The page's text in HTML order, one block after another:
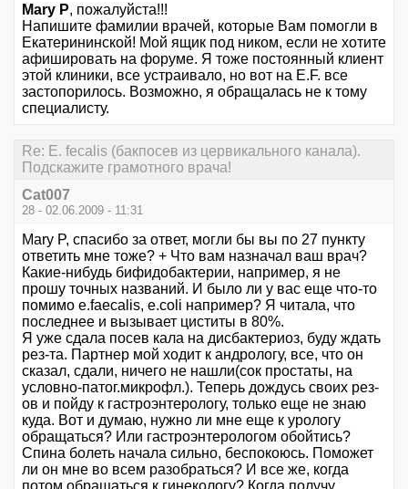
Mary P, пожалуйста!!!
Напишите фамилии врачей, которые Вам помогли в
Екатерининской! Мой ящик под ником, если не хотите
афишировать на форуме. Я тоже постоянный клиент
этой клиники, все устраивало, но вот на Е.F. все
застопорилось. Возможно, я обращалась не к тому
специалисту.
Re: E. fecalis (бакпосев из цервикального канала).
Подскажите грамотного врача!
Cat007
28 - 02.06.2009 - 11:31
Mary P, спасибо за ответ, могли бы вы по 27 пункту
ответить мне тоже? + Что вам назначал ваш врач?
Какие-нибудь бифидобактерии, например, я не
прошу точных названий. И было ли у вас еще что-то
помимо e.faecalis, e.coli например? Я читала, что
последнее и вызывает циститы в 80%.
Я уже сдала посев кала на дисбактериоз, буду ждать
рез-та. Партнер мой ходит к андрологу, все, что он
сказал, сдали, ничего не нашли(сок простаты, на
условно-патог.микрофл.). Теперь дождусь своих рез-
ов и пойду к гастроэнтерологу, только еще не знаю
куда. Вот и думаю, нужно ли мне еще к урологу
обращаться? Или гастроэнтерологом обойтись?
Спина болеть начала сильно, беспокоюсь. Поможет
ли он мне во всем разобраться? И все же, когда
потом обращаться к гинекологу? Когда получу